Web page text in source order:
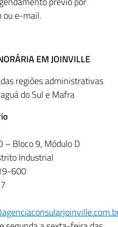
ou e-mail.
EM JOINVILLE
regiões administrativas
do Sul e Mafra
– Bloco 9, Módulo D
Industrial
600